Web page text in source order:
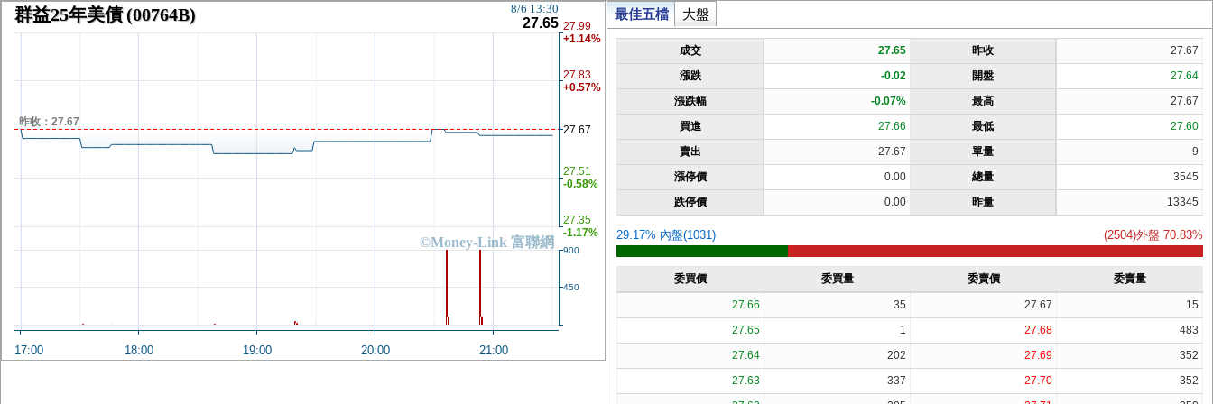
群益25年美債(00764B)
©Money-Link 富聯網
8/6 13:30
27.65
昨收：27.67
17:00 18:00 19:00 20:00 21:00
27.35
-1.17%
27.51
-0.58%
27.67
27.83
+0.57%
27.99
+1.14%
450
900
最佳五檔 大盤
成交 27.65 昨收
27.67
漲跌
-0.02 開盤
27.64
漲跌幅
-0.07% 最高
27.67
買進
27.66 最低
27.60
賣出
27.67 單量
9
漲停價
0.00 總量
3545
跌停價
0.00 昨量 13345
29.17% 內盤(1031) (2504)外盤 70.83%
委買價 委買量 委賣價 委賣量
27.66 35 27.67
15
27.65
1 27.68
483
27.64
202 27.69
352
27.63
337 27.70
352